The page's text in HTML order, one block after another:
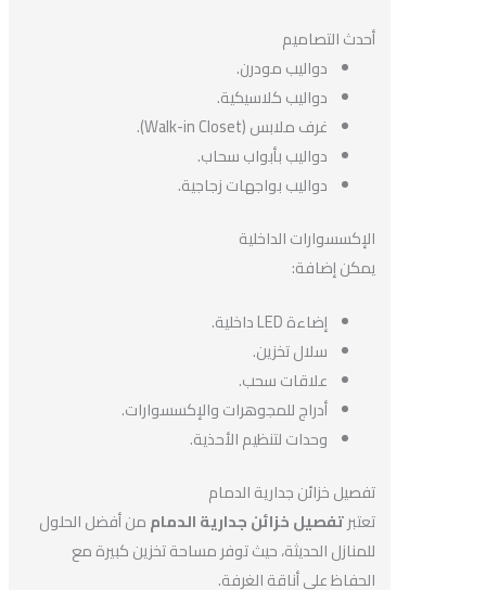
أحدث التصاميم
دواليب مودرن.
دواليب كلاسيكية.
غرف ملابس (Walk-in Closet).
دواليب بأبواب سحاب.
دواليب بواجهات زجاجية.
الإكسسوارات الداخلية
يمكن إضافة:
إضاءة LED داخلية.
سلال تخزين.
علاقات سحب.
أدراج للمجوهرات والإكسسوارات.
وحدات لتنظيم الأحذية.
تفصيل خزائن جدارية الدمام
تفصيل خزائن جدارية الدماممن أفضل الحلول
للمنازل الحديثة، حيث توفر مساحة تخزين كبيرة مع
الحفاظ على أناقة الغرفة.